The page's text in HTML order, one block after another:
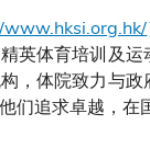
英体育培训及
，体院致力与
们追求卓越，在